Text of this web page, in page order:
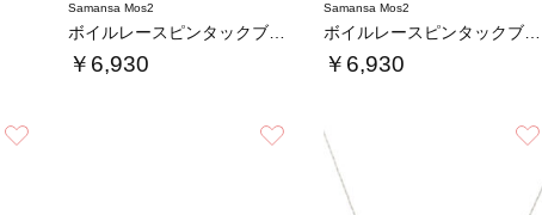
Samansa Mos2
￥6,930
Samansa Mos2
￥6,930
お気に入り